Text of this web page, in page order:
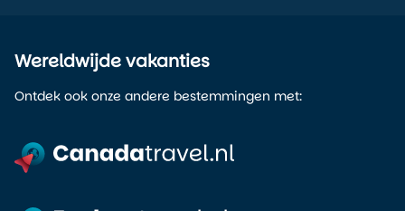
Wereldwijde vakanties
Ontdek ook onze andere bestemmingen met: